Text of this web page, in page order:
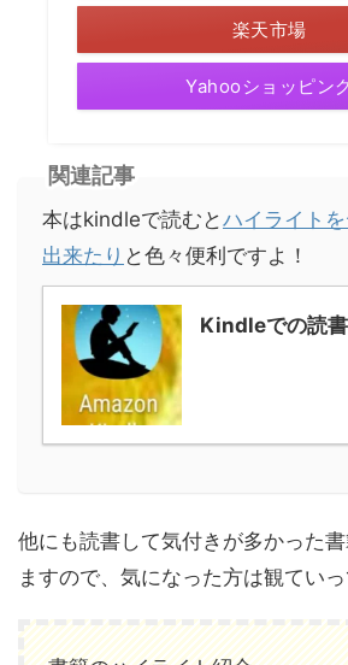
楽天市場
Yahooショッピン
関連記事
本はkindleで読むとハイライト
出来たり と色々便利ですよ！
Kindleでの読
他にも読書して気付きが多かった
ますので、気になった方は観ていっ